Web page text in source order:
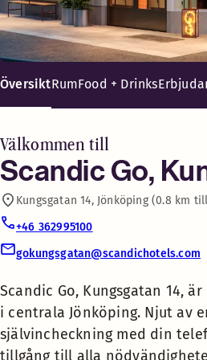
ÖversiktRumFood + Drinks
Välkommen till
Scandic Go,
Kungsgatan 14, Jönköping (0.8 km
+46 362995100
gokungsgatan@scandichotels.com
Scandic Go, Kungsgatan 14,
i centrala Jönköping. Njut av
självincheckning med din
tillgång till alla
Fritt wifi
Tvättrum
Luggage Lockers
Strykrum
Food + Drinks 24-7
Scandic Go, Kungsgatan 14,
är din smarta knutpunkt i
centrala Jönköping. Njut av
med din telefon och få
enkel tillgång till alla
nödvändigheter när du
behöver dem. Om du gillar
prisvärda och flexibla
hotellvisteler är detta
Säg hej till ett nytt sätt att bo
på hotell med Scandic Go. Vi
har skalat bort allt oväsentligt
Äta här eller ta med, här behöver